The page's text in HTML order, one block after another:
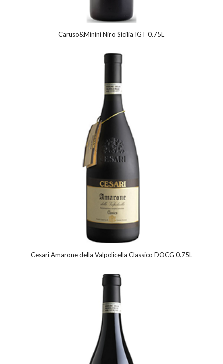
Caruso&Minini Nino Sicilia IGT 0.75L
Cesari Amarone della Valpolicella Classico DOCG 0.75L